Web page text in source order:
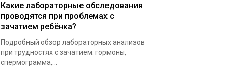
Какие лабораторные обследования
проводятся при проблемах с
зачатием ребёнка?
Подробный обзор лабораторных анализов
при трудностях с зачатием: гормоны,
спермограмма,...